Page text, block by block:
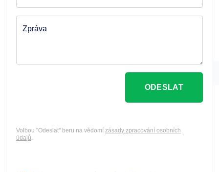
Zpráva
ODESLAT
Volbou "Odeslat" beru na vědomí zásady zpracování osobních
údajů.